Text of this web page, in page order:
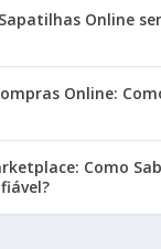
Online
Online:
Como